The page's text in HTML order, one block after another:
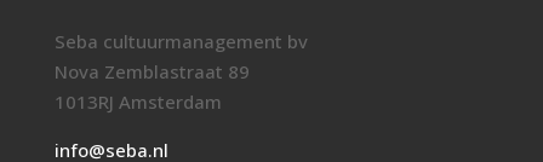
Seba cultuurmanagement bv
Nova Zemblastraat 89
1013RJ Amsterdam
info@seba.nl